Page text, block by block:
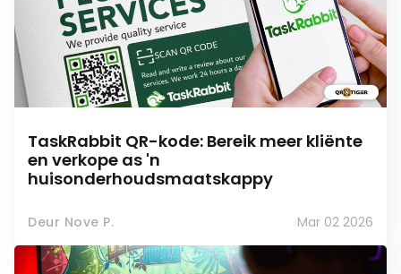
TaskRabbit QR-kode: Bereik meer kliënte
en verkope as 'n
huisonderhoudsmaatskappy
Deur Nove P. Mar 02 2026